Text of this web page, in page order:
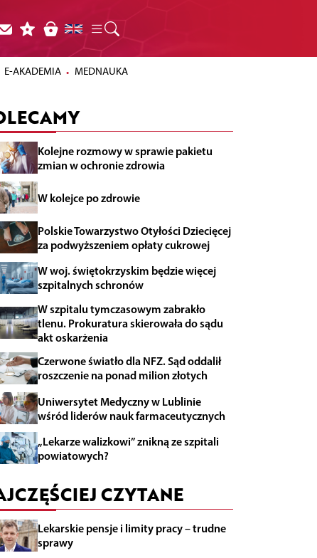
E-AKADEMIA MEDNAUKA
Kolejne rozmowy w sprawie pakietu
zmian w ochronie zdrowia
W kolejce po zdrowie
Polskie Towarzystwo Otyłości Dziecięcej
za podwyższeniem opłaty cukrowej
W woj. świętokrzyskim będzie więcej
szpitalnych schronów
W szpitalu tymczasowym zabrakło
tlenu. Prokuratura skierowała do sądu
akt oskarżenia
Czerwone światło dla NFZ. Sąd oddalił
roszczenie na ponad milion złotych
Uniwersytet Medyczny w Lublinie
wśród liderów nauk farmaceutycznych
„Lekarze walizkowi” znikną ze szpitali
powiatowych?
CZYTANE
Lekarskie pensje i limity pracy – trudne
sprawy